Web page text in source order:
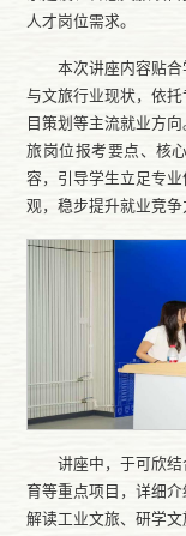
人才岗位需求。
本次讲座内容贴
与文旅行业现状，依
目策划等主流就业方
旅岗位报考要点、核
容，引导学生立足专
观，稳步提升就业竞争
讲座中，于可欣
育等重点项目，详细
解读工业文旅、研学